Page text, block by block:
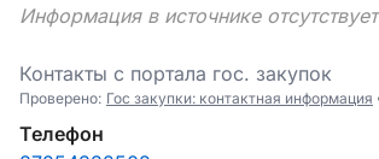
Информация в источнике отсутствует
Контакты c портала гоc. закупок
Проверено: Гос закупки: контактная информация
Телефон